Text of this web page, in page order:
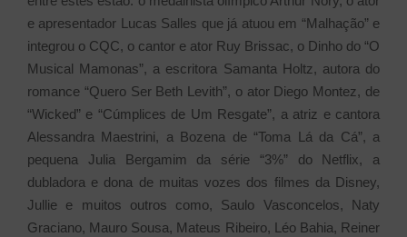
e apresentador Lucas Salles que já atuou em “Malhação” e
integrou o CQC, o cantor e ator Ruy Brissac, o Dinho do “O
Musical Mamonas”, a escritora Samanta Holtz, autora do
romance “Quero Ser Beth Levith”, o ator Diego Montez, de
“Wicked” e “Cúmplices de Um Resgate”, a atriz e cantora
Alessandra Maestrini, a Bozena de “Toma Lá da Cá”, a
pequena Julia Bergamim da série “3%” do Netflix, a
dubladora e dona de muitas vozes dos filmes da Disney,
Jullie e muitos outros como, Saulo Vasconcelos, Naty
Graciano, Mauro Sousa, Mateus Ribeiro, Léo Bahia, Reiner